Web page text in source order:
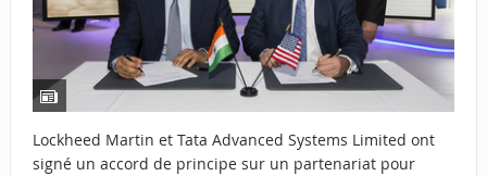
Lockheed Martin et Tata Advanced Systems Limited ont
signé un accord de principe sur un partenariat pour